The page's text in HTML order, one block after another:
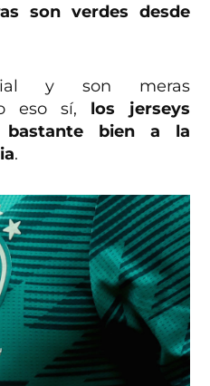
son verdes desde
y son meras
eso sí, los jerseys
bien a la
.